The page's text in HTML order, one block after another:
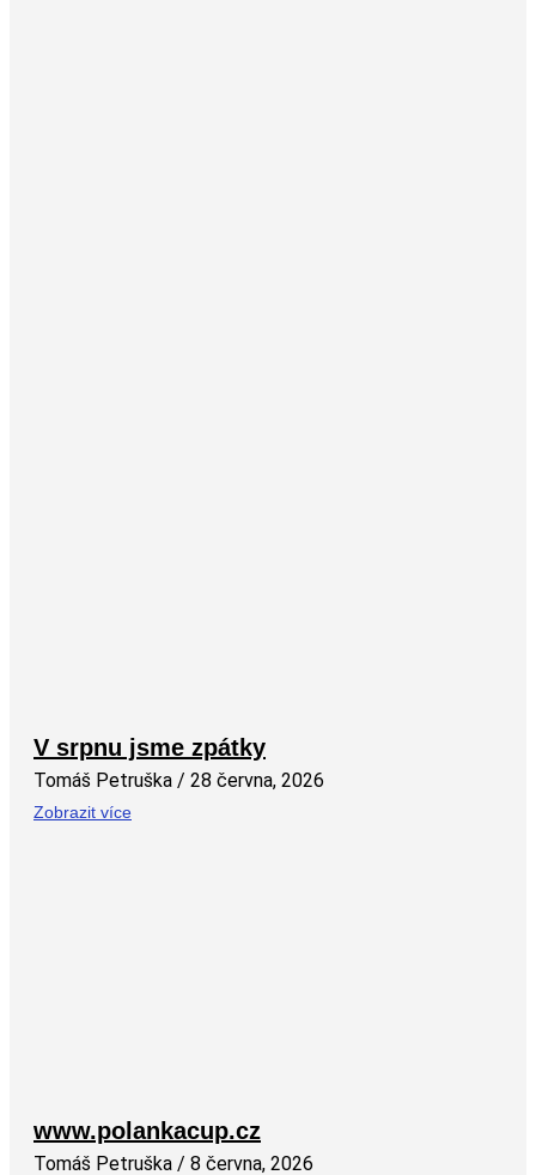
V srpnu jsme zpátky
Tomáš Petruška 28 června, 2026
Zobrazit více
www.polankacup.cz
Tomáš Petruška 8 června, 2026